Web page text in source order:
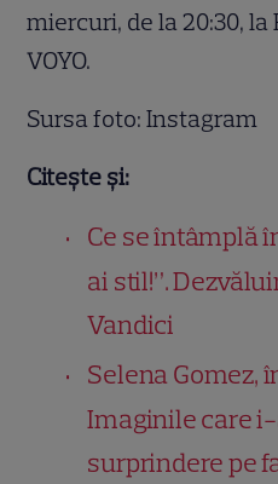
miercuri, de la 20:30, la
VOYO.
Sursa foto: Instagram
Citește și:
Ce se întâmplă
ai stil!”.
Vandici
Selena Gomez,
Imaginile care
surprindere pe